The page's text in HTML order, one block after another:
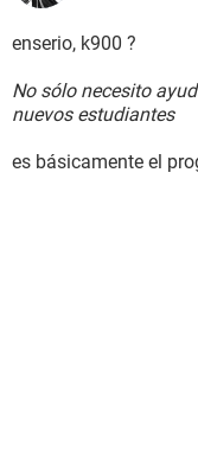
enserio, k900 ?
No sólo necesito
nuevos estudiantes
es básicamente el